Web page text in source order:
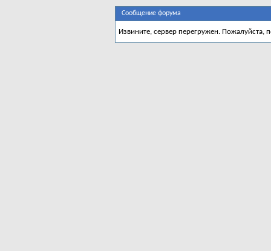
Сообщение форума
Извините, сервер перегружен. Пожалуйста,